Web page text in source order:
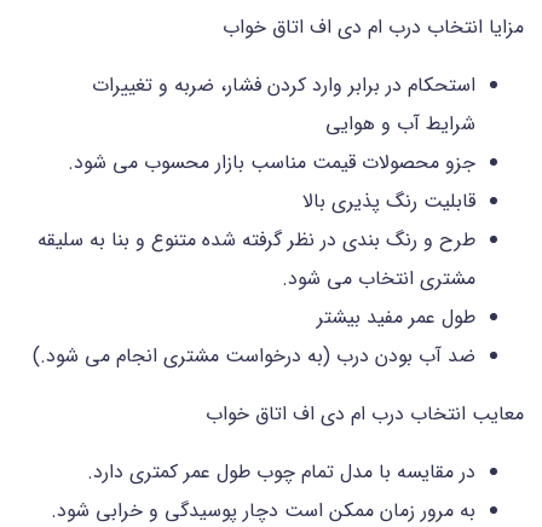
مزایا انتخاب درب ام دی اف اتاق خواب
استحکام در برابر وارد کردن فشار، ضربه و تغییرات
شرایط آب و هوایی
جزو محصولات قیمت مناسب بازار محسوب می شود.
قابلیت رنگ پذیری بالا
طرح و رنگ بندی در نظر گرفته شده متنوع و بنا به سلیقه
مشتری انتخاب می شود.
طول عمر مفید بیشتر
ضد آب بودن درب (به درخواست مشتری انجام می شود.)
معایب انتخاب درب ام دی اف اتاق خواب
در مقایسه با مدل تمام چوب طول عمر کمتری دارد.
به مرور زمان ممکن است دچار پوسیدگی و خرابی شود.